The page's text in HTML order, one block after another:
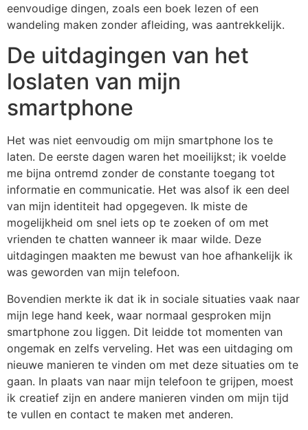
eenvoudige dingen, zoals een boek lezen of een
wandeling maken zonder afleiding, was aantrekkelijk.
De uitdagingen van het
loslaten van mijn
smartphone
Het was niet eenvoudig om mijn smartphone los te
laten. De eerste dagen waren het moeilijkst; ik voelde
me bijna ontremd zonder de constante toegang tot
informatie en communicatie. Het was alsof ik een deel
van mijn identiteit had opgegeven. Ik miste de
mogelijkheid om snel iets op te zoeken of om met
vrienden te chatten wanneer ik maar wilde. Deze
uitdagingen maakten me bewust van hoe afhankelijk ik
was geworden van mijn telefoon.
Bovendien merkte ik dat ik in sociale situaties vaak naar
mijn lege hand keek, waar normaal gesproken mijn
smartphone zou liggen. Dit leidde tot momenten van
ongemak en zelfs verveling. Het was een uitdaging om
nieuwe manieren te vinden om met deze situaties om te
gaan. In plaats van naar mijn telefoon te grijpen, moest
ik creatief zijn en andere manieren vinden om mijn tijd
te vullen en contact te maken met anderen.